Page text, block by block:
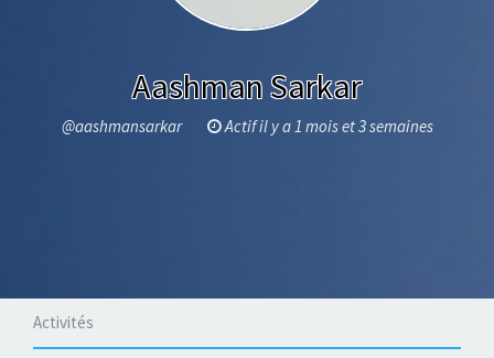
Aashman Sarkar
@aashmansarkar Actif il y a 1 mois et 3 semaines
Activités